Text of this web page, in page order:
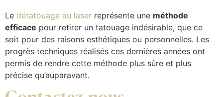
Le détatouage au laser représente une méthode
efficace pour retirer un tatouage indésirable, que ce
soit pour des raisons esthétiques ou personnelles. Les
progrès techniques réalisés ces dernières années ont
permis de rendre cette méthode plus sûre et plus
précise qu’auparavant.